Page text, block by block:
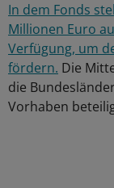
In dem Fonds
Millionen Euro
Verfügung, um
fördern. Die
die
Vorhaben